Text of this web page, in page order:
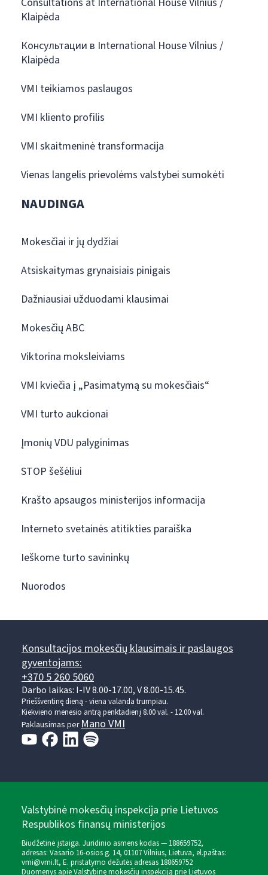
Klaipėda
Консультации в International House Vilnius /
Klaipėda
VMI teikiamos paslaugos
VMI kliento profilis
VMI skaitmeninė transformacija
Vienas langelis prievolėms valstybei sumokėti
NAUDINGA
Mokesčiai ir jų dydžiai
Atsiskaitymas grynaisiais pinigais
Dažniausiai užduodami klausimai
Mokesčių ABC
Viktorina moksleiviams
VMI kviečia į „Pasimatymą su mokesčiais“
VMI turto aukcionai
Įmonių VDU palyginimas
STOP šešėliui
Krašto apsaugos ministerijos informacija
Interneto svetainės atitikties paraiška
Ieškome turto savininkų
Nuorodos
Konsultacijos mokesčių klausimais ir paslaugos
gyventojams:
+370 5 260 5060
Darbo laikas: I-IV 8.00-17.00, V 8.00-15.45.
Prieššventinę dieną - viena valanda trumpiau.
Kiekvieno mėnesio antrą penktadienį 8.00 val. - 12.00 val.
Paklausimas perMano VMI
Valstybinė mokesčių inspekcija prie Lietuvos
Respublikos finansų ministerijos
Biudžetinė įstaiga. Juridinio asmens kodas — 188659752,
adresas: Vasario 16-osios g. 14, 01107 Vilnius, Lietuva, el.paštas:
vmi@vmi.lt, E. pristatymo dėžutės adresas 188659752
Duomenys apie Valstybinę mokesčių inspekciją prie Lietuvos